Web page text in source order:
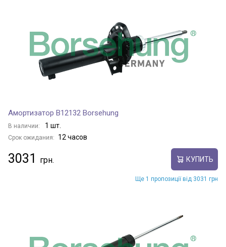
Амортизатор B12132 Borsehung
В наличии: 1 шт.
Срок ожидания: 12 часов
3031 КУПИТЬ
Ще 1 пропозиції від 3031 грн